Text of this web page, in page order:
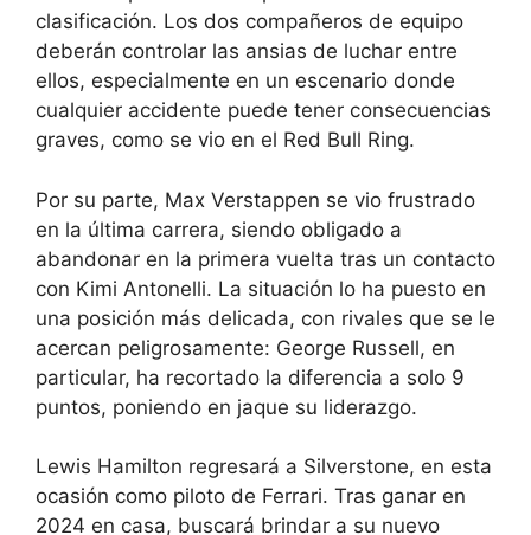
clasificación. Los dos compañeros de equipo
deberán controlar las ansias de luchar entre
ellos, especialmente en un escenario donde
cualquier accidente puede tener consecuencias
graves, como se vio en el Red Bull Ring.
Por su parte, Max Verstappen se vio frustrado
en la última carrera, siendo obligado a
abandonar en la primera vuelta tras un contacto
con Kimi Antonelli. La situación lo ha puesto en
una posición más delicada, con rivales que se le
acercan peligrosamente: George Russell, en
particular, ha recortado la diferencia a solo 9
puntos, poniendo en jaque su liderazgo.
Lewis Hamilton regresará a Silverstone, en esta
ocasión como piloto de Ferrari. Tras ganar en
2024 en casa, buscará brindar a su nuevo